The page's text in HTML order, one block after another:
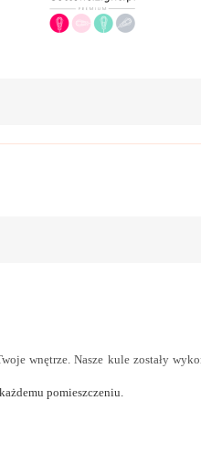
wnętrze. Nasze kule zostały
pomieszczeniu.